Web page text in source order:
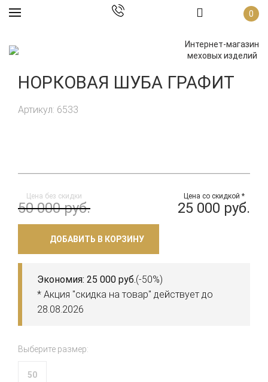
0
Интернет-магазин
меховых изделий
НОРКОВАЯ ШУБА ГРАФИТ
Артикул: 6533
Цена без скидки
50 000 руб.
Цена со скидкой *
25 000 руб.
ДОБАВИТЬ В КОРЗИНУ
Экономия: 25 000 руб.(-50%)
* Акция "скидка на товар" действует до
28.08.2026
Выберите размер:
50